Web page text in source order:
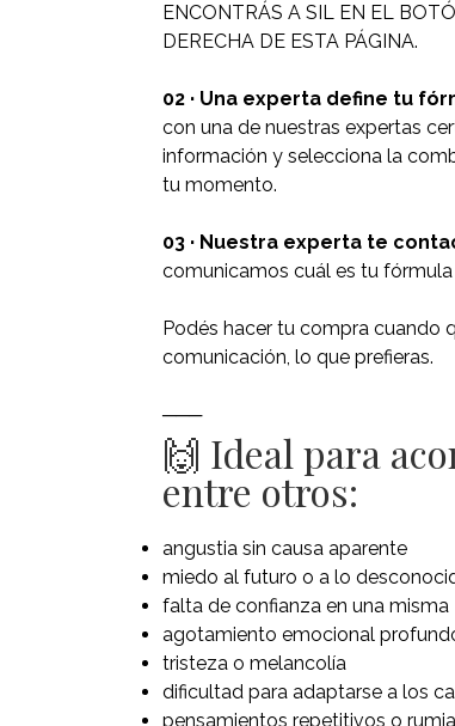
ENCONTRÁS A SIL EN EL
DERECHA DE ESTA PÁGINA.
02 · Una experta define tu
con una de nuestras expertas
información y selecciona la
tu momento.
03 · Nuestra experta te
comunicamos cuál es tu
Podés hacer tu compra cuando
comunicación, lo que prefieras.
───
🙌 Ideal para
entre otros:
angustia sin causa aparente
miedo al futuro o a lo
falta de confianza en una misma
agotamiento emocional
tristeza o melancolía
dificultad para adaptarse a los
pensamientos repetitivos o